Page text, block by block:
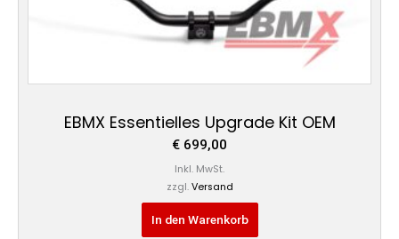
EBMX Essentielles Upgrade Kit OEM
€ 699,00
Inkl. MwSt.
zzgl. Versand
In den Warenkorb